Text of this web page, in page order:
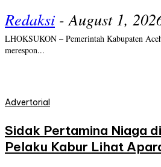
Redaksi - August 1,
LHOKSUKON – Pemerintah Kabupaten
merespon...
Advertorial
Sidak Pertamina Niaga
Pelaku Kabur Lihat